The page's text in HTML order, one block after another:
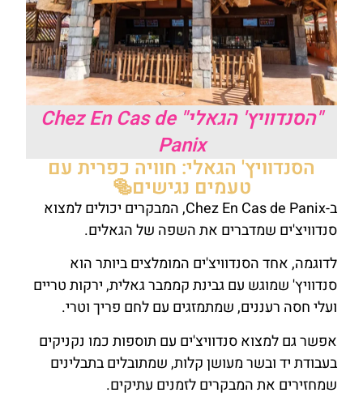
"הסנדוויץ' הגאלי" Chez En Cas de
Panix
הסנדוויץ' הגאלי: חוויה כפרית עם
טעמים נגישים🥯
ב-Chez En Cas de Panix, המבקרים יכולים למצוא
סנדוויצ'ים שמדברים את השפה של הגאלים.
לדוגמה, אחד הסנדוויצ'ים המומלצים ביותר הוא
סנדוויץ' שמוגש עם גבינת קממבר גאלית, ירקות טריים
ועלי חסה רעננים, שמתמזגים עם לחם פריך וטרי.
אפשר גם למצוא סנדוויצ'ים עם תוספות כמו נקניקים
בעבודת יד ובשר מעושן קלות, שמתובלים בתבלינים
שמחזירים את המבקרים לזמנים עתיקים.